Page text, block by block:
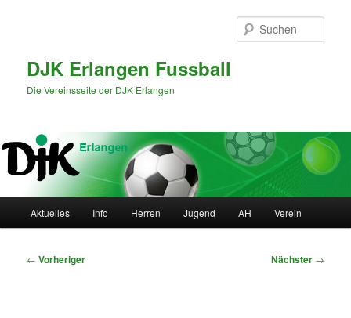
DJK Erlangen Fussball
Die Vereinsseite der DJK Erlangen
Aktuelles Info Herren Jugend AH Verein
Beitragsnavigation
← Vorheriger Nächster →